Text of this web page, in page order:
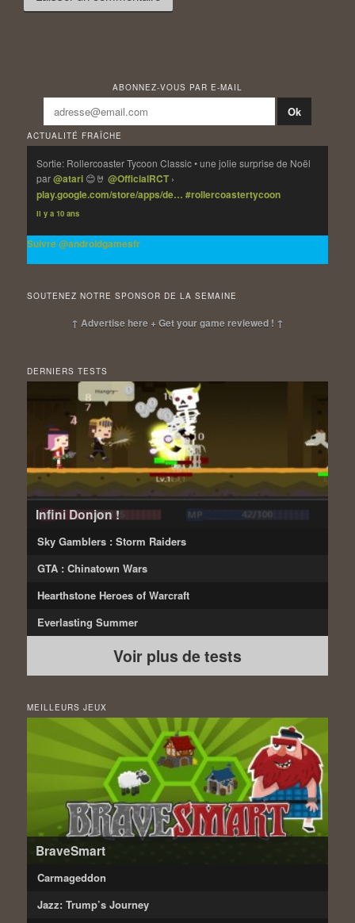
ABONNEZ-VOUS PAR E-MAIL
ACTUALITÉ FRAÎCHE
Sortie: Rollercoaster Tycoon Classic • une jolie surprise de Noël
par@atari 😊🤘@OfficialRCT ›
play.google.com/store/apps/de… #rollercoastertycoon
Il y a 10 ans
Suivre @androidgamesfr
SOUTENEZ NOTRE SPONSOR DE LA SEMAINE
↑ Advertise here + Get your game reviewed ! ↑
DERNIERS TESTS
Infini Donjon !
Sky Gamblers : Storm Raiders
GTA : Chinatown Wars
Hearthstone Heroes of Warcraft
Everlasting Summer
Voir plus de tests
MEILLEURS JEUX
BraveSmart
Carmageddon
Jazz: Trump’s Journey